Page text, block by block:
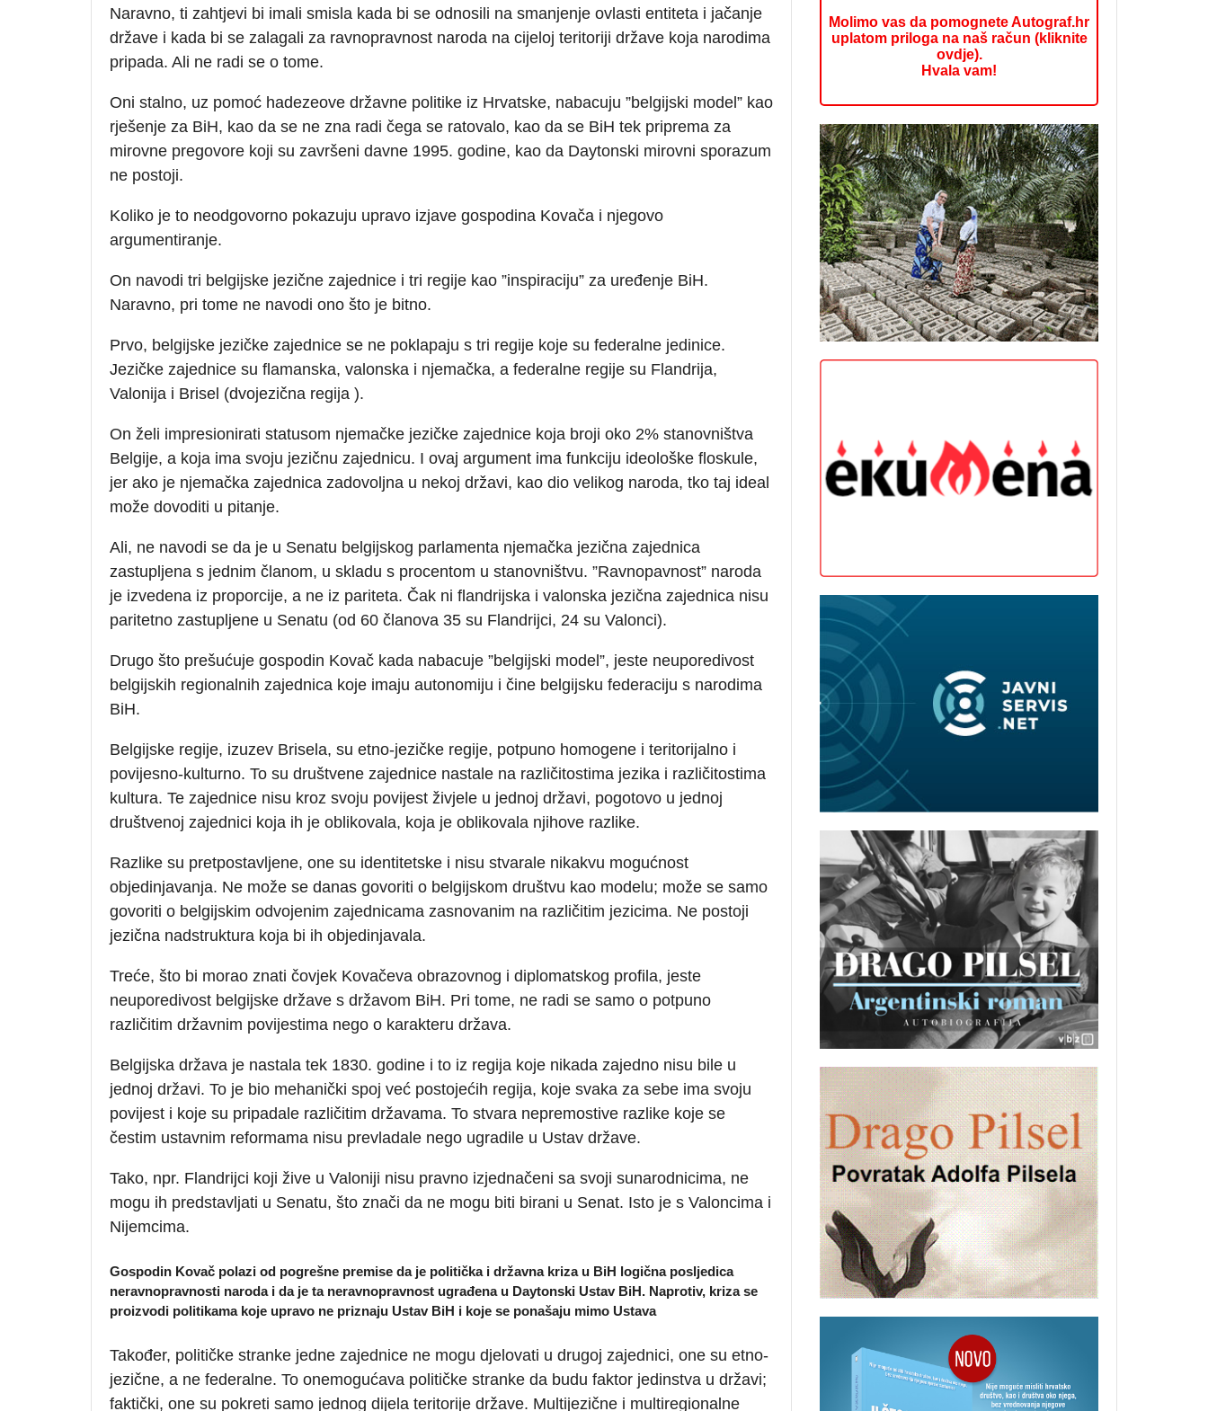
Naravno, ti zahtjevi bi imali smisla kada bi se odnosili na smanjenje ovlasti entiteta i jačanje
države i kada bi se zalagali za ravnopravnost naroda na cijeloj teritoriji države koja narodima
pripada. Ali ne radi se o tome.
Oni stalno, uz pomoć hadezeove državne politike iz Hrvatske, nabacuju ”belgijski model” kao
rješenje za BiH, kao da se ne zna radi čega se ratovalo, kao da se BiH tek priprema za
mirovne pregovore koji su završeni davne 1995. godine, kao da Daytonski mirovni sporazum
ne postoji.
Koliko je to neodgovorno pokazuju upravo izjave gospodina Kovača i njegovo
argumentiranje.
On navodi tri belgijske jezične zajednice i tri regije kao ”inspiraciju” za uređenje BiH.
Naravno, pri tome ne navodi ono što je bitno.
Prvo, belgijske jezičke zajednice se ne poklapaju s tri regije koje su federalne jedinice.
Jezičke zajednice su flamanska, valonska i njemačka, a federalne regije su Flandrija,
Valonija i Brisel (dvojezična regija ).
On želi impresionirati statusom njemačke jezičke zajednice koja broji oko 2% stanovništva
Belgije, a koja ima svoju jezičnu zajednicu. I ovaj argument ima funkciju ideološke floskule,
jer ako je njemačka zajednica zadovoljna u nekoj državi, kao dio velikog naroda, tko taj ideal
može dovoditi u pitanje.
Ali, ne navodi se da je u Senatu belgijskog parlamenta njemačka jezična zajednica
zastupljena s jednim članom, u skladu s procentom u stanovništvu. ”Ravnopavnost” naroda
je izvedena iz proporcije, a ne iz pariteta. Čak ni flandrijska i valonska jezična zajednica nisu
paritetno zastupljene u Senatu (od 60 članova 35 su Flandrijci, 24 su Valonci).
Drugo što prešućuje gospodin Kovač kada nabacuje ”belgijski model”, jeste neuporedivost
belgijskih regionalnih zajednica koje imaju autonomiju i čine belgijsku federaciju s narodima
BiH.
Belgijske regije, izuzev Brisela, su etno-jezičke regije, potpuno homogene i teritorijalno i
povijesno-kulturno. To su društvene zajednice nastale na različitostima jezika i različitostima
kultura. Te zajednice nisu kroz svoju povijest živjele u jednoj državi, pogotovo u jednoj
društvenoj zajednici koja ih je oblikovala, koja je oblikovala njihove razlike.
Razlike su pretpostavljene, one su identitetske i nisu stvarale nikakvu mogućnost
objedinjavanja. Ne može se danas govoriti o belgijskom društvu kao modelu; može se samo
govoriti o belgijskim odvojenim zajednicama zasnovanim na različitim jezicima. Ne postoji
jezična nadstruktura koja bi ih objedinjavala.
Treće, što bi morao znati čovjek Kovačeva obrazovnog i diplomatskog profila, jeste
neuporedivost belgijske države s državom BiH. Pri tome, ne radi se samo o potpuno
različitim državnim povijestima nego o karakteru država.
Belgijska država je nastala tek 1830. godine i to iz regija koje nikada zajedno nisu bile u
jednoj državi. To je bio mehanički spoj već postojećih regija, koje svaka za sebe ima svoju
povijest i koje su pripadale različitim državama. To stvara nepremostive razlike koje se
čestim ustavnim reformama nisu prevladale nego ugradile u Ustav države.
Tako, npr. Flandrijci koji žive u Valoniji nisu pravno izjednačeni sa svoji sunarodnicima, ne
mogu ih predstavljati u Senatu, što znači da ne mogu biti birani u Senat. Isto je s Valoncima i
Nijemcima.
Gospodin Kovač polazi od pogrešne premise da je politička i državna kriza u BiH logična posljedica
neravnopravnosti naroda i da je ta neravnopravnost ugrađena u Daytonski Ustav BiH. Naprotiv, kriza se
proizvodi politikama koje upravo ne priznaju Ustav BiH i koje se ponašaju mimo Ustava
Također, političke stranke jedne zajednice ne mogu djelovati u drugoj zajednici, one su etno-
jezične, a ne federalne. To onemogućava političke stranke da budu faktor jedinstva u državi;
faktički, one su pokreti samo jednog dijela teritorije države. Multijezične i multiregionalne
Molimo vas da pomognete Autograf.hr
uplatom priloga na naš račun (kliknite
ovdje).
Hvala vam!